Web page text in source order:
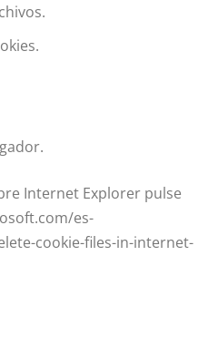
Internet Explorer pulse
es-
cookie-files-in-internet-